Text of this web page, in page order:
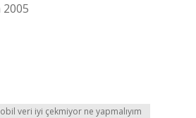
veri iyi çekmiyor ne yapmalıyım